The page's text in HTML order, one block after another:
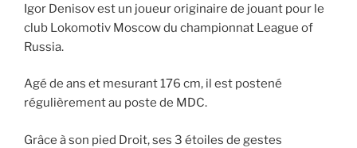
Igor Denisov est un joueur originaire de jouant pour le
club Lokomotiv Moscow du championnat League of
Russia.
Agé de ans et mesurant 176 cm, il est postené
régulièrement au poste de MDC.
Grâce à son pied Droit, ses 3 étoiles de gestes